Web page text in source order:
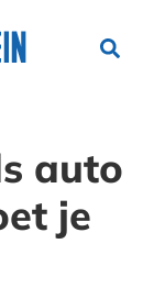
auto
je